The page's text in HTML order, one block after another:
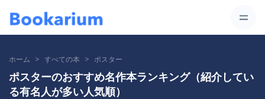
ホーム すべての本 ポスター
ポスターのおすすめ名作本ランキング（紹介してい
る有名人が多い人気順）